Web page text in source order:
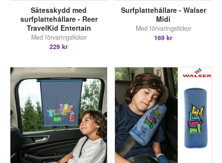
Sätesskydd med
surfplattehållare - Reer
TravelKid Entertain
Med förvaringsfickor
229 kr
Surfplattehållare - Walser
Midi
Med förvaringsfickor
169 kr